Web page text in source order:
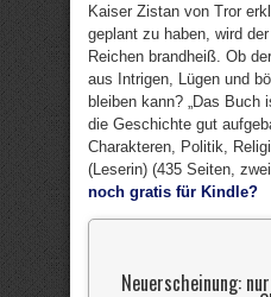
Kaiser Zistan von Tror
geplant zu haben, wird
Reichen brandheiß. Ob
aus Intrigen, Lügen und
bleiben kann? „Das Buch
die Geschichte gut
Charakteren, Politik,
(Leserin) (435 Seiten,
noch gratis für Kindle?
Neuerscheinung: